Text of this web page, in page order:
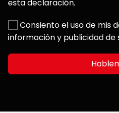
esta declaración.
Consiento el uso de mis
información y publicidad de